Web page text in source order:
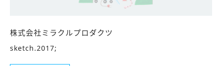
株式会社ミラクルプロダクツ
sketch.2017;